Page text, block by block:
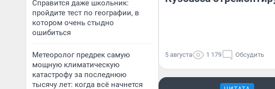
Справится даже школьник:
пройдите тест по географии, в
котором очень стыдно
ошибиться
Метеоролог предрек самую
мощную климатическую
катастрофу за последнюю
тысячу лет: когда всё начнется
5 августа 1 179 Обсудить